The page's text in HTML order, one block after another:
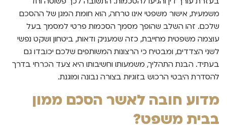
משמעית, אישור משפטי אינו טרחה, הוא חומת המגן של ההסכם
שלכם. זהו השלב שהופך מסמך הסכמות פרטי למסמך בעל
עוצמה משפטית מחייבת, כזה שמעניק ודאות, ביטחון ושקט נפשי
לשני הצדדים, ומבטיח כי הרצונות המשותפים שלכם יכובדו גם
בעתיד. הבנת התהליך, משמעותו וחשיבותו היא צעד הכרחי בדרך
להסדרת היבטי הרכוש בזוגיות בצורה נבונה ומוגנת.
מדוע חובה לאשר הסכם ממון
בבית משפט?